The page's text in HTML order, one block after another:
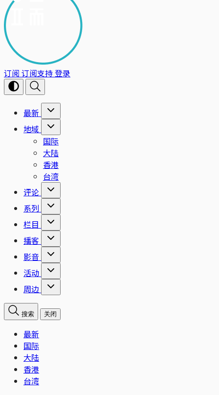
订阅 订阅支持登录
最新
地域
国际
大陆
香港
台湾
评论
系列
栏目
播客
影音
活动
周边
搜索 关闭
最新
国际
大陆
香港
台湾